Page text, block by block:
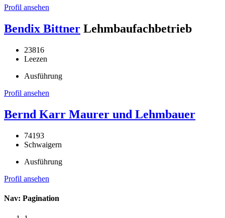
Profil ansehen
Bendix Bittner Lehmbaufachbetrieb
23816
Leezen
Ausführung
Profil ansehen
Bernd Karr Maurer und Lehmbauer
74193
Schwaigern
Ausführung
Profil ansehen
Nav: Pagination